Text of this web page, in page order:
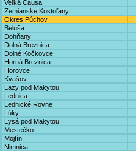
Veľká Čausa
Zemianske Kostoľany
Okres Púchov
Beluša
Dohňany
Dolná Breznica
Dolné Kočkovce
Horná Breznica
Horovce
Kvašov
Lazy pod Makytou
Lednica
Lednické Rovne
Lúky
Lysá pod Makytou
Mestečko
Mojtín
Nimnica